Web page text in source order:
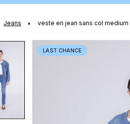
Jeans veste en jean sans col medium
LAST CHANCE